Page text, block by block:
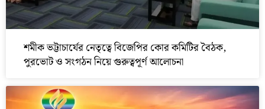
শমীক ভট্টাচার্যের নেতৃত্বে বিজেপির কোর কমিটির বৈঠক,
পুরভোট ও সংগঠন নিয়ে গুরুত্বপূর্ণ আলোচনা